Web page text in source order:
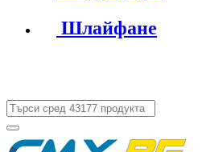
Шлайфане